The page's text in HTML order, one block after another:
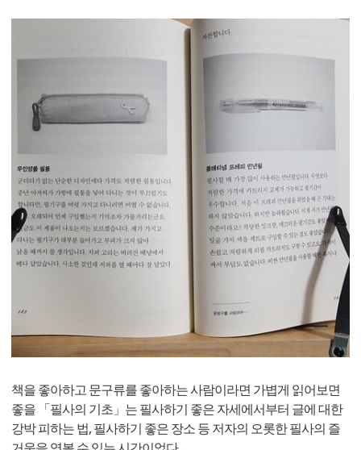
책을 좋아하고 문구류를 좋아하는 사람이라면 가볍게 읽어보면
좋을 「필사의 기초」는 필사하기 좋은 자세에서부터 글에 대한
강박 피하는 법, 필사하기 좋은 장소 등 저자의 오롯한 필사의 즐